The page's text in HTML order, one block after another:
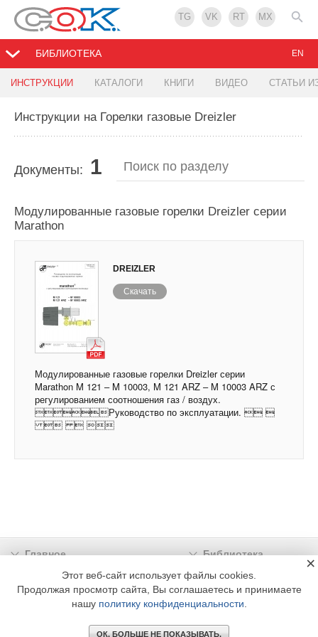
TG VK RT MX
БИБЛИОТЕКА
ИНСТРУКЦИИ КАТАЛОГИ КНИГИ ВИДЕО СТАТЬИ
EN
Инструкции на Горелки газовые Dreizler
Документы: 1
Модулированные газовые горелки Dreizler серии
Marathon
DREIZLER
Скачать
Модулированные газовые горелки Dreizler серии
Marathon M 121 – M 10003, M 121 ARZ – M 10003 ARZ с
регулированием соотношения газ / воздух.
Руководство по эксплуатации.  
  
Главное
Библиотека
Подписка
Реклама
Информация
© 2002 - 2026 OOO Издательский дом «МЕДИА ТЕХНОЛОДЖИ» +7 (495) 665-00-
Этот веб-сайт использует файлы cookies.
Продолжая просмотр сайта, Вы соглашаетесь и принимаете
нашу политику конфиденциальности
ОК. БОЛЬШЕ НЕ ПОКАЗЫВАТЬ.
×